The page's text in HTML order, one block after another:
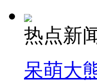
热点新
呆萌大